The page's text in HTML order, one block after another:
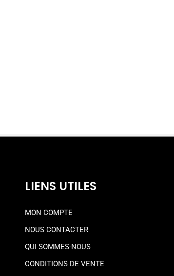
LIENS UTILES
MON COMPTE
NOUS CONTACTER
QUI SOMMES-NOUS
CONDITIONS DE VENTE